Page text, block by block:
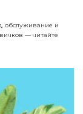
обслуживание и
— читайте